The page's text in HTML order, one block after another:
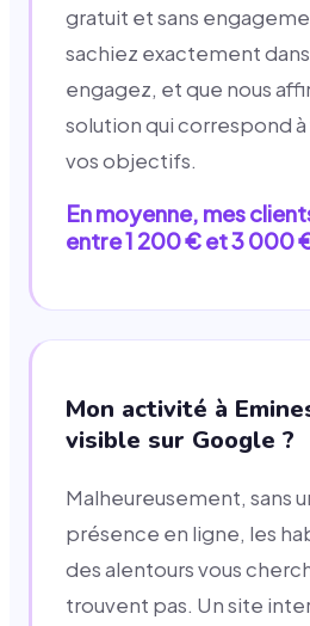
gratuit et sans
sachiez exactement
engagez, et que nous
solution qui correspond
vos objectifs.
En moyenne, mes
entre 1 200 € et 3 000
Mon activité à
visible sur Google ?
Malheureusement, sans
présence en ligne, les
des alentours vous
trouvent pas. Un site